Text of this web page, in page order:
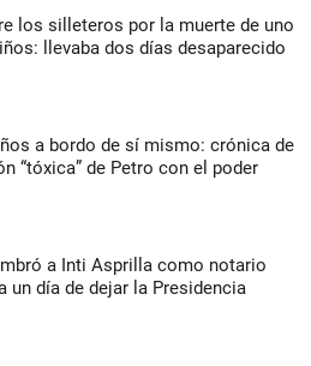
los silleteros por la muerte de uno
llevaba dos días desaparecido
a bordo de sí mismo: crónica de
“tóxica” de Petro con el poder
a Inti Asprilla como notario
un día de dejar la Presidencia